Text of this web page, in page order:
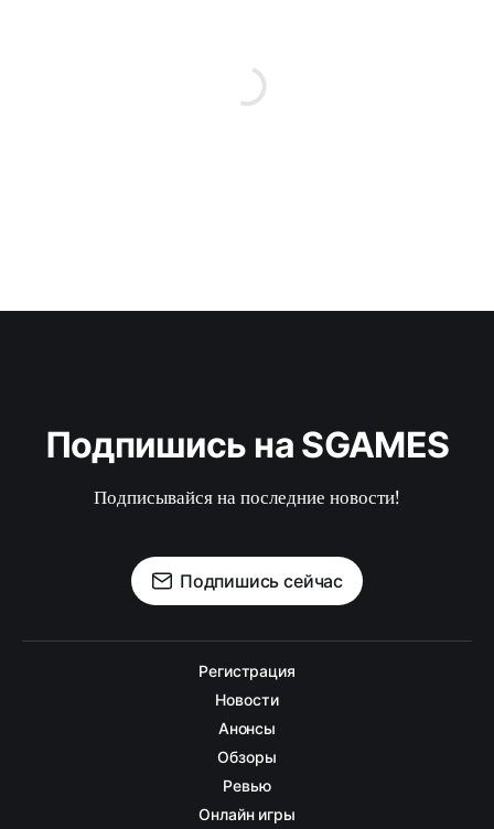
Подпишись на SGAMES
Подписывайся на последние новости!
Подпишись сейчас
Регистрация
Новости
Анонсы
Обзоры
Ревью
Онлайн игры